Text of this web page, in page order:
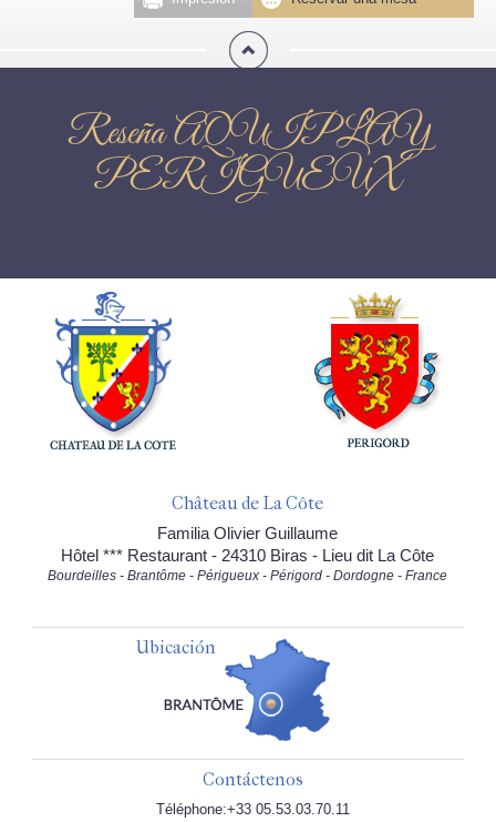
Reseña AQUIPLAY
PERIGUEUX
Château de La Côte
Familia Olivier Guillaume
Hôtel *** Restaurant - 24310 Biras - Lieu dit La Côte
Bourdeilles - Brantôme - Périgueux - Périgord - Dordogne - France
Ubicación
Contáctenos
Téléphone:+33 05.53.03.70.11